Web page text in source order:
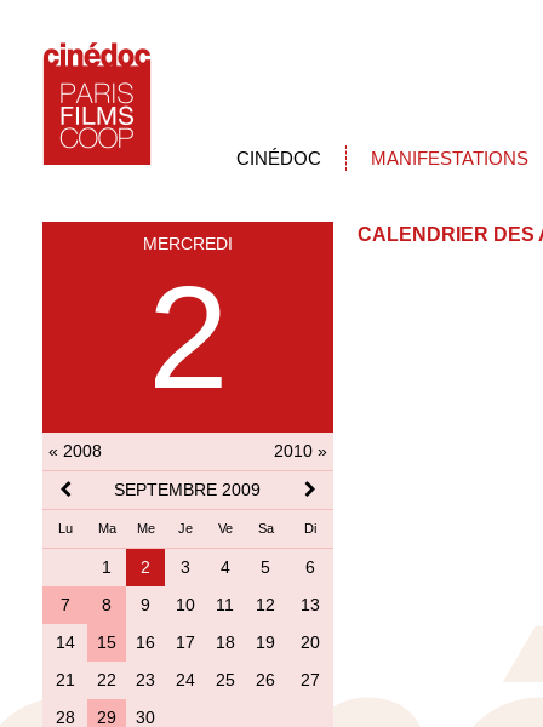
CINÉDOC MANIFESTATIONS
MERCREDI
2
« 2008
2010 »
SEPTEMBRE 2009
Lu Ma Me Je Ve Sa Di
1 2 3 4 5
6
7
8 9 10 11 12
13
14
15 16 17 18 19
20
21
22 23 24 25 26
27
28
29 30
CALENDRIER DES